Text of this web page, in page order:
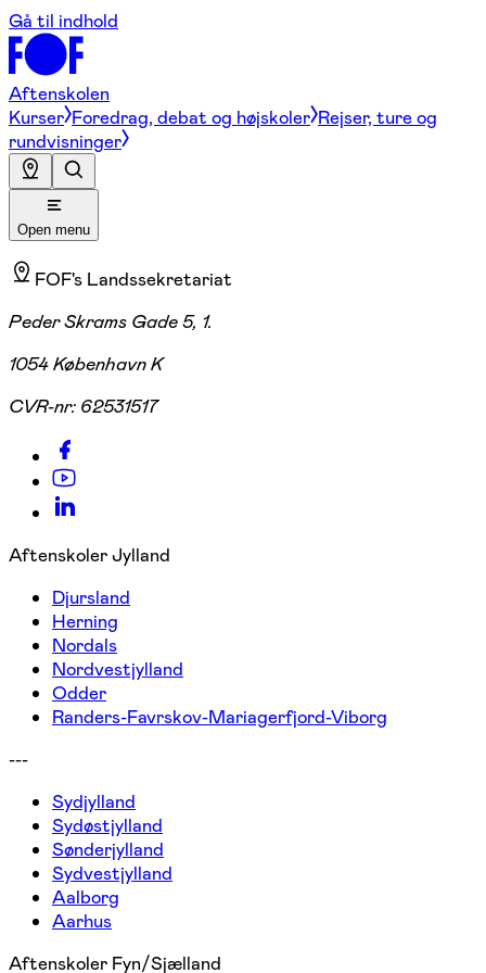
Gå til indhold
Aftenskolen
Kurser Foredrag, debat og højskoler Rejser, ture og
rundvisninger
Open menu
FOF's Landssekretariat
Peder Skrams Gade 5, 1.
1054 København K
CVR-nr: 62531517
Aftenskoler Jylland
Djursland
Herning
Nordals
Nordvestjylland
Odder
Randers-Favrskov-Mariagerfjord-Viborg
---
Sydjylland
Sydøstjylland
Sønderjylland
Sydvestjylland
Aalborg
Aarhus
Aftenskoler Fyn/Sjælland